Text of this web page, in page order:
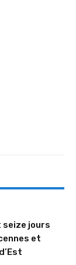
seize jours
et